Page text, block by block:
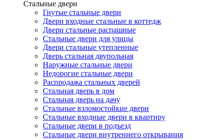
Стальные двери
Гнутые стальные двери
Двери входные стальные в коттедж
Двери стальные распашные
Стальные двери для улицы
Двери стальные утепленные
Дверь стальная двупольная
Наружные стальные двери
Недорогие стальные двери
Распродажа стальных дверей
Стальная дверь в дом
Стальная дверь на дачу
Стальные взломостойкие двери
Стальные входные двери в квартиру
Стальные двери в подъезд
Стальные двери внутреннего открывания